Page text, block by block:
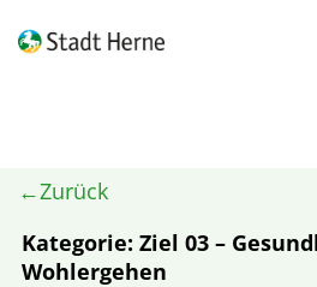
Zurück
Kategorie: Ziel 03 –
Wohlergehen